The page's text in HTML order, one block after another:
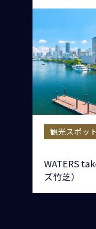
観光スポット
WATERS
ズ竹芝）